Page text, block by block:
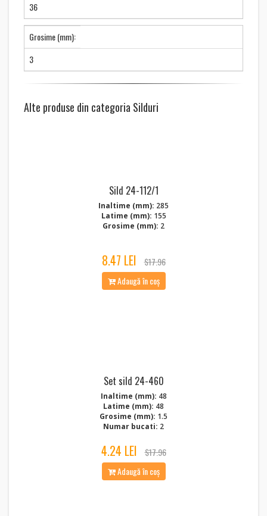
36
Grosime (mm):
3
Alte produse din categoria Silduri
Sild 24-112/1
Inaltime (mm): 285
Latime (mm): 155
Grosime (mm): 2
8.47 LEI
$17.96
Adaugă în coș
Set sild 24-460
Inaltime (mm): 48
Latime (mm): 48
Grosime (mm): 1.5
Numar bucati: 2
4.24 LEI
$17.96
Adaugă în coș